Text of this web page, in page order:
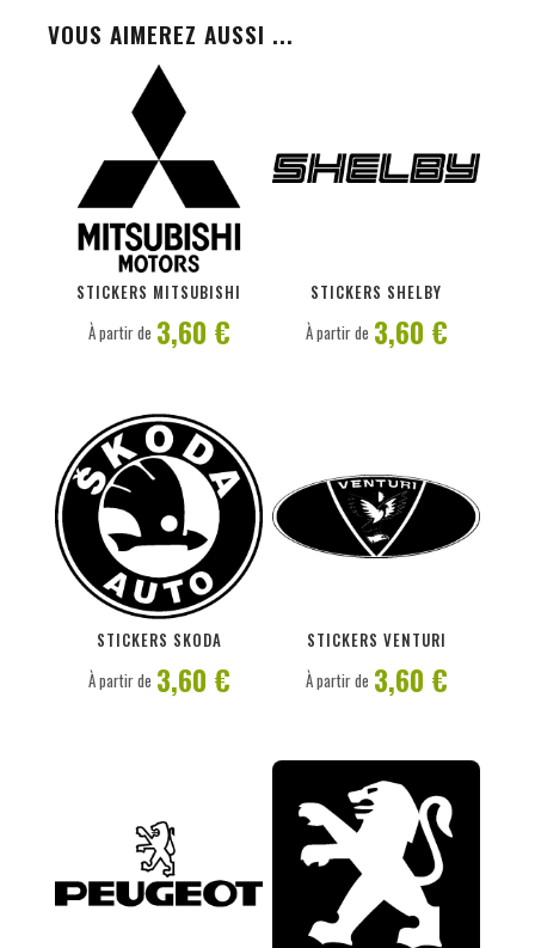
VOUS AIMEREZ AUSSI ...
STICKERS MITSUBISHI
PERSONNALISER
À partir de 3,60 €
STICKERS SHELBY
À partir de 3,60 €
STICKERS SKODA
PERSONNALISER
À partir de 3,60 €
STICKERS VENTURI
À partir de 3,60 €